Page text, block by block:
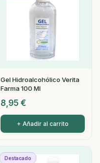
Gel Hidroalcohólico Verita
Farma 100 Ml
8,95 €
+ Añadir al carrito
Destacado